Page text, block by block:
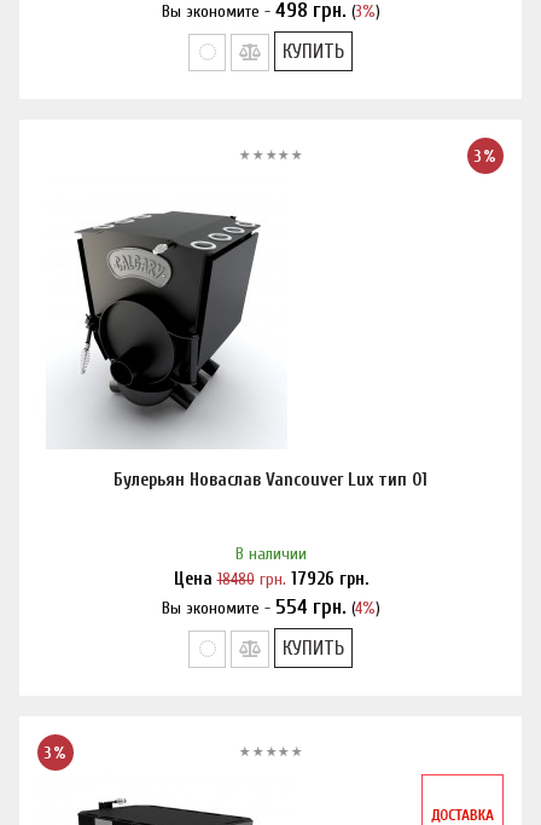
Вы экономите - 498 грн. (3%)
Нашли дешевле?
КУПИТЬ
3%
Булерьян Новаслав Vancouver Lux тип 01
В наличии
Цена18480грн. 17926 грн.
Вы экономите - 554 грн. (4%)
Нашли дешевле?
КУПИТЬ
3%